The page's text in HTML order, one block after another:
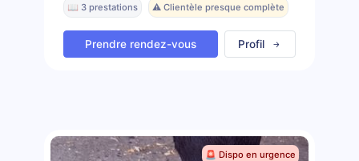
📖 3 prestations ⚠️ Clientèle presque complète
Prendre rendez-vous Profil
🚨 Dispo en urgence